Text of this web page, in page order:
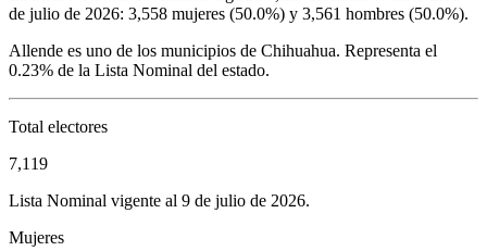
de julio de 2026: 3,558 mujeres (50.0%) y 3,561 hombres (50.0%).
Allende es uno de los municipios de Chihuahua. Representa el
0.23% de la Lista Nominal del estado.
Total electores
7,119
Lista Nominal vigente al 9 de julio de 2026.
Mujeres